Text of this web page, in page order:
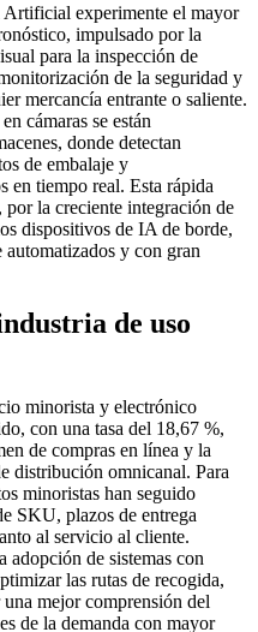
Artificial experimente el mayor
impulsado por la
para la inspección de
de la seguridad y
mercancía entrante o saliente.
cámaras se están
donde detectan
de embalaje y
en tiempo real. Esta rápida
por la creciente integración de
dispositivos de IA de borde,
y con gran
de uso
minorista y electrónico
con una tasa del 18,67 %,
de compras en línea y la
distribución omnicanal. Para
minoristas han seguido
SKU, plazos de entrega
al servicio al cliente.
adopción de sistemas con
las rutas de recogida,
mejor comprensión del
de la demanda con mayor